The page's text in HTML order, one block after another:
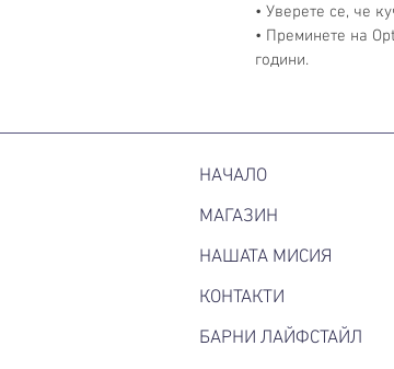
• Уверете се, че
• Преминете на
години.
НАЧАЛО
МАГАЗИН
НАШАТА МИСИЯ
КОНТАКТИ
БАРНИ ЛАЙФСТАЙЛ